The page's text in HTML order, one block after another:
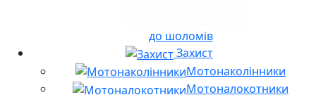
до шоломів
Захист
Мотонаколінники
Мотоналокотники